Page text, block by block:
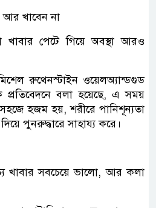
আর খাবেন না
পেটে গিয়ে অবস্থা আরও
মিশেল রুথেনস্টাইন ওয়েলঅ্যান্ডগুড
বলা হয়েছে, এ সময়
হজম হয়, শরীরে পানিশূন্যতা
পুনরুদ্ধারে সাহায্য করে।
খাবার সবচেয়ে ভালো, আর কলা